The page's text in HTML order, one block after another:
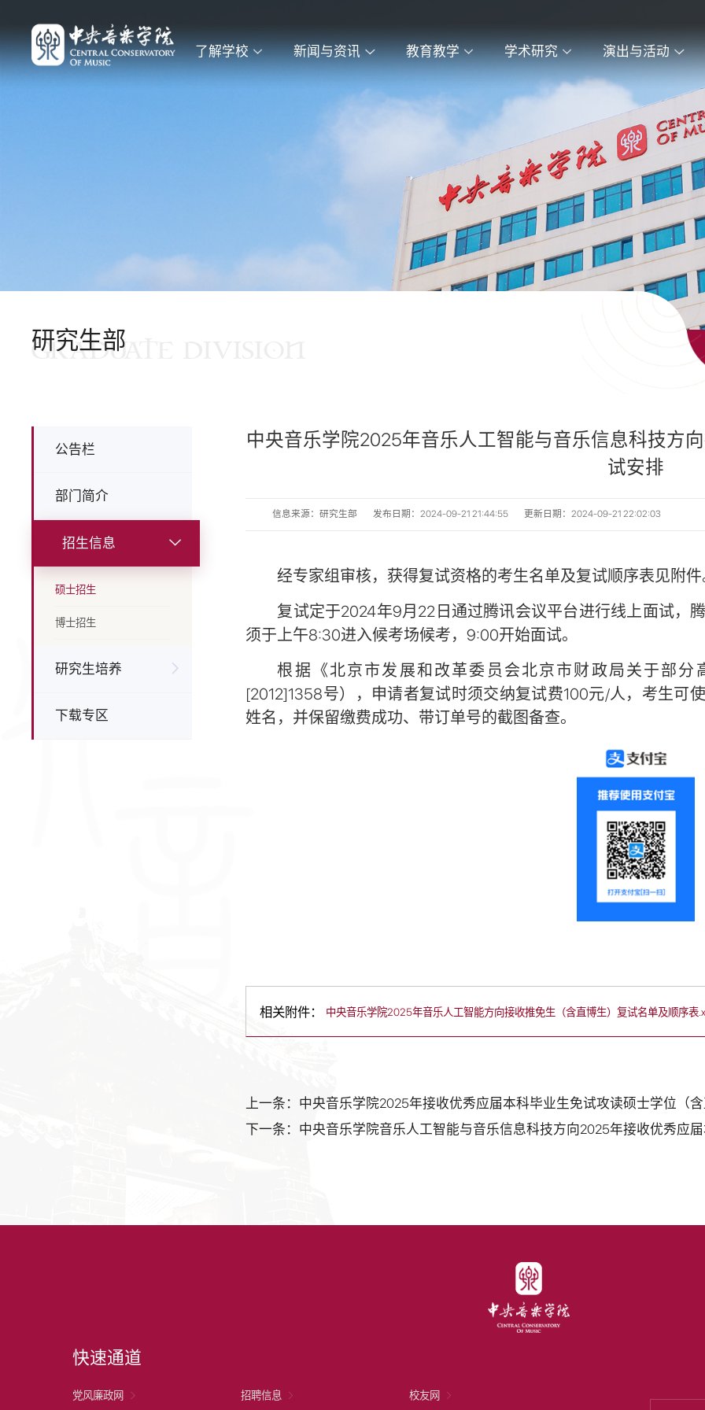
了解学校 新闻与资讯 教育教学 学术研究 演出与活动
研究生部
GRADUATE DIVISION
公告栏
部门简介
招生信息
硕士招生
博士招生
研究生培养
下载专区
中央音乐学院2025年音乐人工智能与音乐信息科技方
试安排
信息来源：研究生部 发布日期：2024-09-21 21:44:55 更新日期：2024-09-21 22:02:03
经专家组审核，获得复试资格的考生名单及复试顺序表见附
复试定于2024年9月22日通过腾讯会议平台进行线上面试，
须于上午8:30进入候考场候考，9:00开始面试。
根据《北京市发展和改革委员会北京市财政局关于部
[2012]1358号），申请者复试时须交纳复试费100元/人，考生可
姓名，并保留缴费成功、带订单号的截图备查。
相关附件： 中央音乐学院2025年音乐人工智能方向接收推免生（含直博生）复试名单及顺序表
上一条：中央音乐学院2025年接收优秀应届本科毕业生免试攻读硕士学位（
快速通道
党风廉政网 招聘信息
校友网